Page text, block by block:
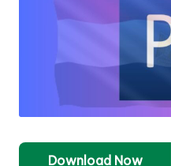
Download Now